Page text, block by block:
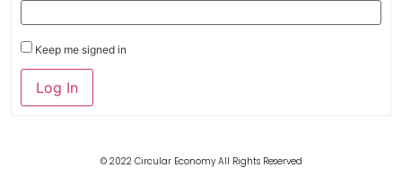
Keep me signed in
Log In
© 2022 Circular Economy All Rights Reserved